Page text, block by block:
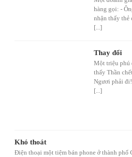
hàng gọi: -
nhận thấy thẻ
[...]
Thay đổi
Một triệu phú
thấy Thần
Ngươi phải
[...]
Khó thoát
Điện thoại một tiệm bán phone ở thành phố